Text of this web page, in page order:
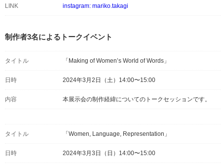
LINK instagram: mariko.takagi
制作者3名によるトークイベント
タイトル 「Making of Women’s World of Words」
日時 2024年3月2日（土）14:00〜15:00
内容 本展示会の制作経緯についてのトークセッションです。
タイトル 「Women, Language, Representation」
日時 2024年3月3日（日）14:00〜15:00